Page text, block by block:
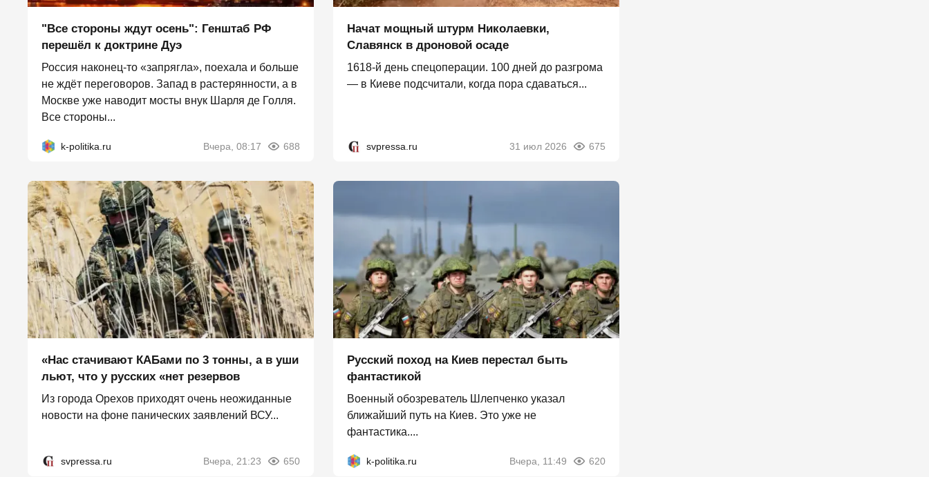
"Все стороны ждут осень": Генштаб РФ
перешёл к доктрине Дуэ
Россия наконец-то «запрягла», поехала и больше
не ждёт переговоров. Запад в растерянности, а в
Москве уже наводит мосты внук Шарля де Голля.
Все стороны...
k-politika.ru Вчера, 08:17 688
Начат мощный штурм Николаевки,
Славянск в дроновой осаде
1618-й день спецоперации. 100 дней до разгрома
— в Киеве подсчитали, когда пора сдаваться...
svpressa.ru 31 июл 2026 675
«Нас стачивают КАБами по 3 тонны, а в уши
льют, что у русских «нет резервов
Из города Орехов приходят очень неожиданные
новости на фоне панических заявлений ВСУ...
svpressa.ru Вчера, 21:23 650
Русский поход на Киев перестал быть
фантастикой
Военный обозреватель Шлепченко указал
ближайший путь на Киев. Это уже не
фантастика....
k-politika.ru Вчера, 11:49 620